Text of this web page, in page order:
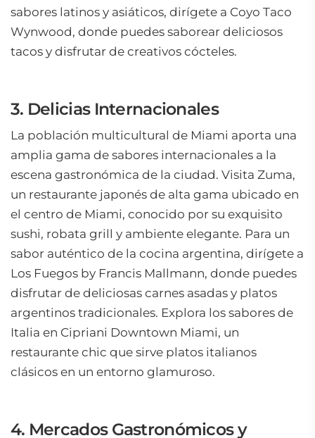
sabores latinos y asiáticos, dirígete a Coyo Taco
Wynwood, donde puedes saborear deliciosos
tacos y disfrutar de creativos cócteles.
3. Delicias Internacionales
La población multicultural de Miami aporta una
amplia gama de sabores internacionales a la
escena gastronómica de la ciudad. Visita Zuma,
un restaurante japonés de alta gama ubicado en
el centro de Miami, conocido por su exquisito
sushi, robata grill y ambiente elegante. Para un
sabor auténtico de la cocina argentina, dirígete a
Los Fuegos by Francis Mallmann, donde puedes
disfrutar de deliciosas carnes asadas y platos
argentinos tradicionales. Explora los sabores de
Italia en Cipriani Downtown Miami, un
restaurante chic que sirve platos italianos
clásicos en un entorno glamuroso.
4. Mercados Gastronómicos y